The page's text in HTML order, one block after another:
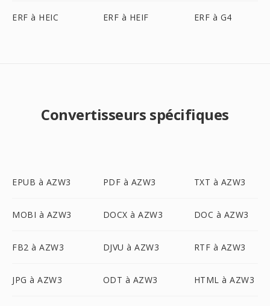
ERF à HEIC ERF à HEIF ERF à G4
Convertisseurs spécifiques
EPUB à AZW3 PDF à AZW3 TXT à AZW3
MOBI à AZW3 DOCX à AZW3 DOC à AZW3
FB2 à AZW3 DJVU à AZW3 RTF à AZW3
JPG à AZW3 ODT à AZW3 HTML à AZW3